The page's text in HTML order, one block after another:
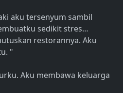
aku tersenyum sambil
sedikit stres…
restorannya. Aku
"
Aku membawa keluarga